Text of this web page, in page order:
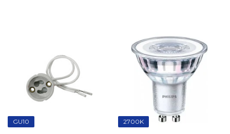
GU10 2700K